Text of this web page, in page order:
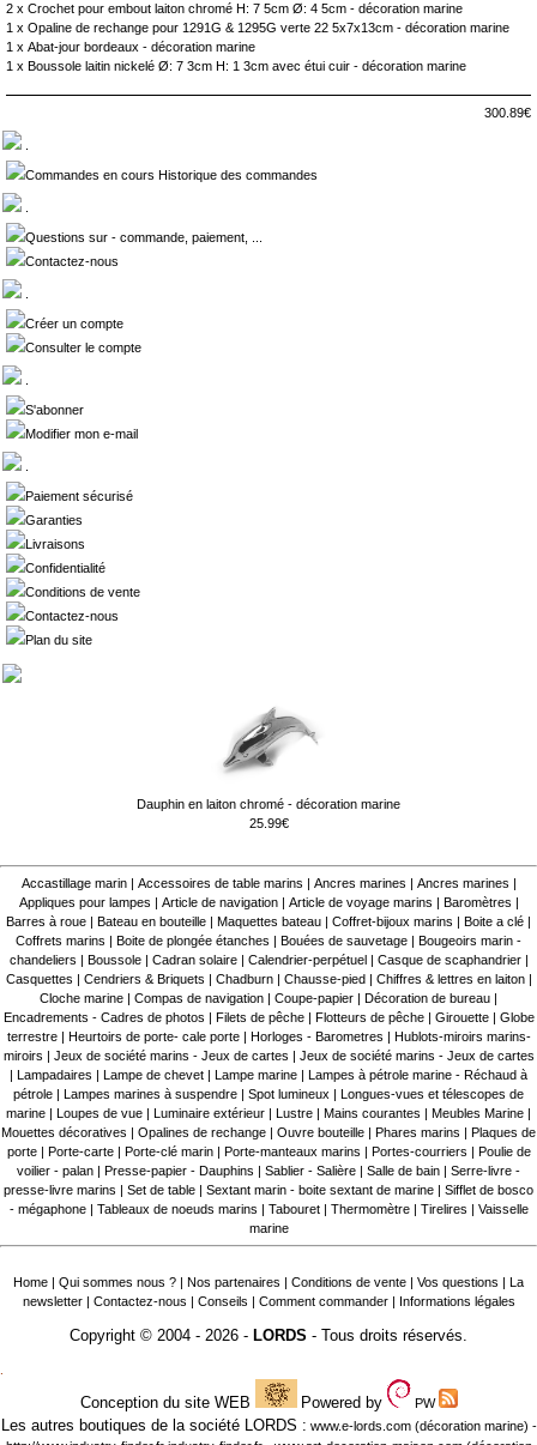
2 x Crochet pour embout laiton chromé H: 7 5cm Ø: 4 5cm - décoration marine
1 x Opaline de rechange pour 1291G & 1295G verte 22 5x7x13cm - décoration marine
1 x Abat-jour bordeaux - décoration marine
1 x Boussole laitin nickelé Ø: 7 3cm H: 1 3cm avec étui cuir - décoration marine
300.89€
Commandes en cours Historique des commandes
Questions sur - commande, paiement, ...
Contactez-nous
Créer un compte
Consulter le compte
S'abonner
Modifier mon e-mail
Paiement sécurisé
Garanties
Livraisons
Confidentialité
Conditions de vente
Contactez-nous
Plan du site
Dauphin en laiton chromé - décoration marine
25.99€
Accastillage marin| Accessoires de table marins Ancres marines Ancres marines
Appliques pour lampes
Article de navigation| Article de voyage marins Baromètres
Barres à roue
Bateau en bouteille Maquettes bateau Coffret-bijoux marins Boite a clé
Coffrets marins
Boite de plongée étanches Bouées de sauvetage
Bougeoirs marin -
chandeliers
Boussole| Cadran solaire| Calendrier-perpétuel Casque de scaphandrier|
Casquettes
Cendriers & Briquets Chadburn| Chausse-pied Chiffres & lettres en laiton|
Cloche marine
Compas de navigation Coupe-papier Décoration de bureau
Encadrements - Cadres de photos
Filets de pêche| Flotteurs de pêche| Girouette| Globe
terrestre| Heurtoirs de porte- cale porte| Horloges - Barometres
Hublots-miroirs marins-
miroirs
Jeux de société marins - Jeux de cartes
Jeux de société marins - Jeux de cartes
Lampadaires Lampe de chevet Lampe marine
Lampes à pétrole marine - Réchaud à
pétrole
Lampes marines à suspendre Spot lumineux
Longues-vues et télescopes de
marine
Loupes de vue Luminaire extérieur Lustre Mains courantes Meubles Marine
Mouettes décoratives
Opalines de rechange Ouvre bouteille Phares marins
Plaques de
porte| Porte-carte| Porte-clé marin Porte-manteaux marins Portes-courriers
Poulie de
voilier - palan
Presse-papier - Dauphins Sablier - Salière Salle de bain
Serre-livre -
presse-livre marins
Set de table Sextant marin - boite sextant de marine
Sifflet de bosco
- mégaphone| Tableaux de noeuds marins Tabouret| Thermomètre| Tirelires
Vaisselle
marine
Home Qui sommes nous ? Nos partenaires Conditions de vente Vos questions
La
newsletter
Contactez-nous Conseils Comment commander Informations légales
Copyright © 2004 - 2026 - LORDS - Tous droits réservés.
.
Conception du site WEB Powered by PW
Les autres boutiques de la société LORDS : www.e-lords.com(décoration marine) -